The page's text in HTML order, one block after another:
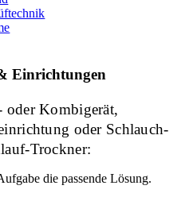
Einrichtungen
oder Kombigerät,
oder Schlauch-
Trockner:
die passende Lösung.